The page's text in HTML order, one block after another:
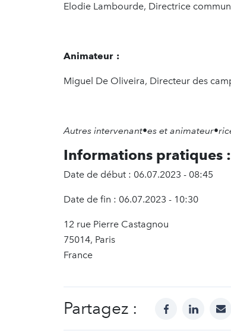
Elodie Lambourde, Directrice
Animateur :
Miguel De Oliveira, Directeur des
Autres intervenant•es et
Informations pratiques :
Date de début : 06.07.2023 - 08:45
Date de fin : 06.07.2023 - 10:30
12 rue Pierre Castagnou
75014, Paris
France
Partagez : facebooklinkedin